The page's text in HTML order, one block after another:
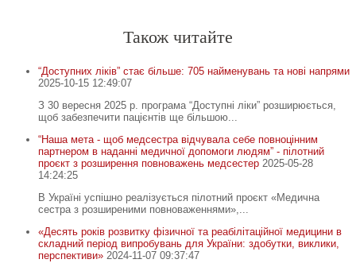
Також читайте
“Доступних ліків” стає більше: 705 найменувань та нові напрями
2025-10-15 12:49:07
З 30 вересня 2025 р. програма “Доступні ліки” розширюється,
щоб забезпечити пацієнтів ще більшою...
“Наша мета - щоб медсестра відчувала себе повноцінним
партнером в наданні медичної допомоги людям” - пілотний
проєкт з розширення повноважень медсестер 2025-05-28
14:24:25
В Україні успішно реалізується пілотний проєкт «Медична
сестра з розширеними повноваженнями»,...
«Десять років розвитку фізичної та реабілітаційної медицини в
складний період випробувань для України: здобутки, виклики,
перспективи» 2024-11-07 09:37:47